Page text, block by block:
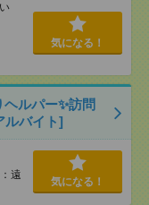
気になる！
ルパー✨訪問
ルバイト]
遠
気になる！